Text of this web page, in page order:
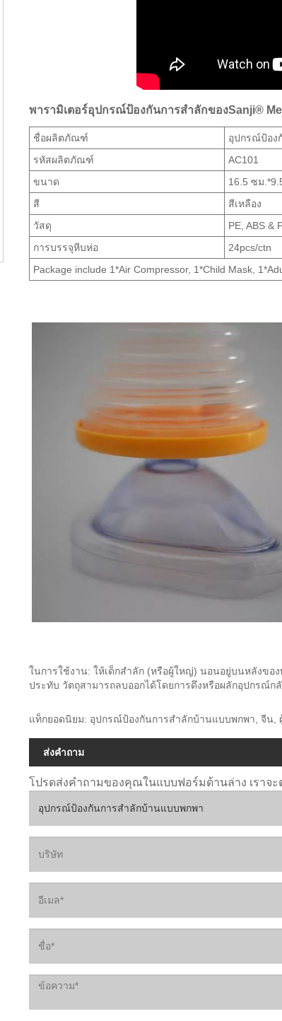
พารามิเตอร์อุปกรณ์ป้องกันการสำลักของSanji®
ชื่อผลิตภัณฑ์
อุปกรณ์ป้อง
รหัสผลิตภัณฑ์
AC101
ขนาด
16.5 ซม
สี
สีเหลือง
วัสดุ
PE, ABS &
การบรรจุหีบห่อ
24pcs/ctn
Package include 1*Air Compressor, 1*Child Mask,
ในการใช้งาน: ให้เด็กสำลัก (หรือผู้ใหญ่) นอนอยู่บนหลังขอ
ประทับ วัตถุสามารถลบออกได้โดยการดึงหรือผลักอุปกรณ์ก
แท็กยอดนิยม: อุปกรณ์ป้องกันการสำลักบ้านแบบพกพา, จีน,
ส่งคำถาม
โปรดส่งคำถามของคุณในแบบฟอร์มด้านล่าง เราจ